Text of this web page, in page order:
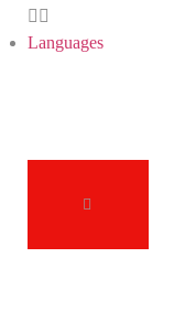
Languages